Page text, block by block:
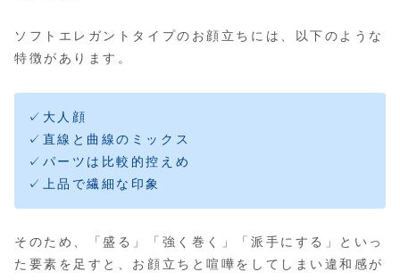
ソフトエレガントタイプのお顔立ちには、以下のような
特徴があります。
✓大人顔
✓直線と曲線のミックス
✓パーツは比較的控えめ
✓上品で繊細な印象
そのため、「盛る」「強く巻く」「派手にする」といっ
た要素を足すと、お顔立ちと喧嘩をしてしまい違和感が